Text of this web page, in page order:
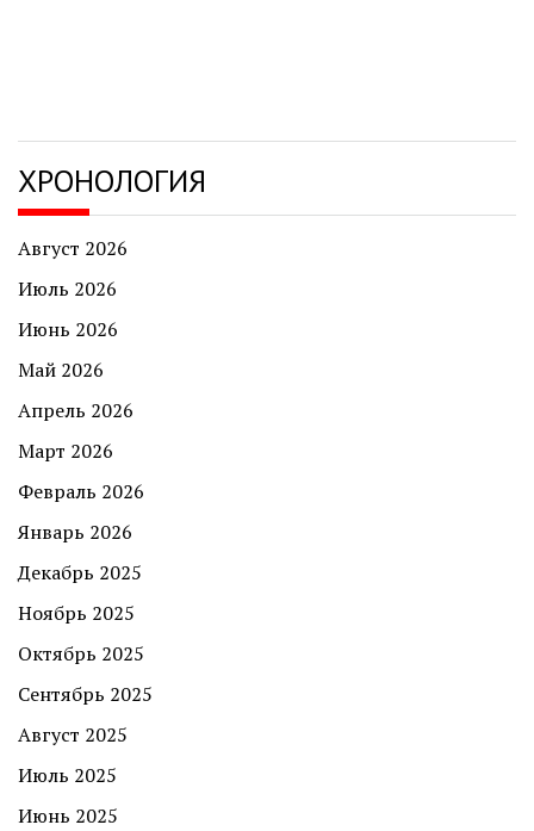
ХРОНОЛОГИЯ
Август 2026
Июль 2026
Июнь 2026
Май 2026
Апрель 2026
Март 2026
Февраль 2026
Январь 2026
Декабрь 2025
Ноябрь 2025
Октябрь 2025
Сентябрь 2025
Август 2025
Июль 2025
Июнь 2025